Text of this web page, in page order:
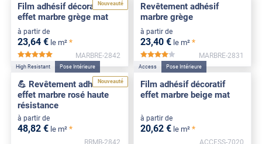
Nouveauté
Film adhésif décoratif
effet marbre grège mat
à partir de
23,64 € le m² *
MARBRE-2842
Revêtement adhésif
marbre grège
à partir de
23,40 € le m² *
*****
MARBRE-2831
Nouveauté
High Resistant Pose Intérieure
💪 Revêtement adhésif
effet marbre rosé haute
résistance
à partir de
48,82 € le m² *
RRMB-2842
Access Pose Intérieure
Film adhésif décoratif
effet marbre beige mat
à partir de
20,62 € le m² *
ACCESS-7020